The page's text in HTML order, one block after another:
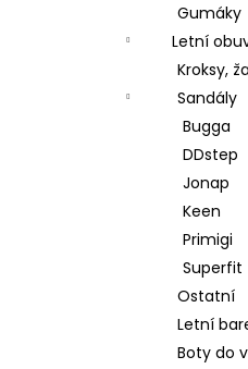
Gumáky
Letní
Kroksy,
Sandály
Bugga
DDstep
Jonap
Keen
Primigi
Superfit
Ostatní
Letní
Boty do